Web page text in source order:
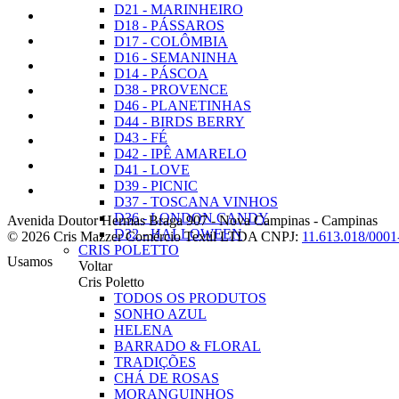
D21 - MARINHEIRO
D18 - PÁSSAROS
D17 - COLÔMBIA
D16 - SEMANINHA
D14 - PÁSCOA
D38 - PROVENCE
D46 - PLANETINHAS
D44 - BIRDS BERRY
D43 - FÉ
D42 - IPÊ AMARELO
D41 - LOVE
D39 - PICNIC
D37 - TOSCANA VINHOS
D36 - LONDON CANDY
D32 - HALLOWEEN
CRIS POLETTO
Voltar
Cris Poletto
TODOS OS PRODUTOS
SONHO AZUL
HELENA
BARRADO & FLORAL
TRADIÇÕES
CHÁ DE ROSAS
MORANGUINHOS
Avenida Doutor Hermas Braga 907-Nova Campinas - Campinas
© 2026 Cris Mazzer Comércio Textil LTDA CNPJ: 11.613.018/
Usamos